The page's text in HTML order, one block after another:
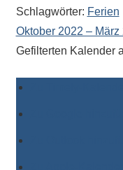
Schlagwörter: Ferien
Oktober 2022 – März
Gefilterten Kalender